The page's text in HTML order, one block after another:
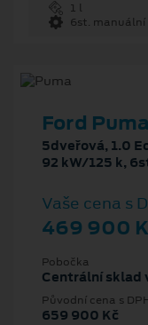
1 l
6st. manuální
Ford
5dveřová, 1.0
92 kW/125 k,
Vaše cena s
469 900
Pobočka
Centrální sklad
Původní cena s
659 900 Kč